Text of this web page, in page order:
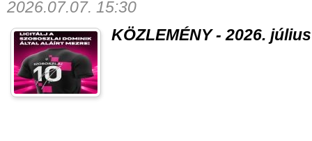
2026.07.07. 15:30
KÖZLEMÉNY - 2026.